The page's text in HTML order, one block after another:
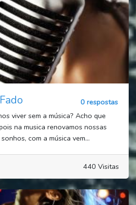
0 respostas
viver sem a música? Acho que
na musica renovamos nossas
com a música vem...
440 Visitas